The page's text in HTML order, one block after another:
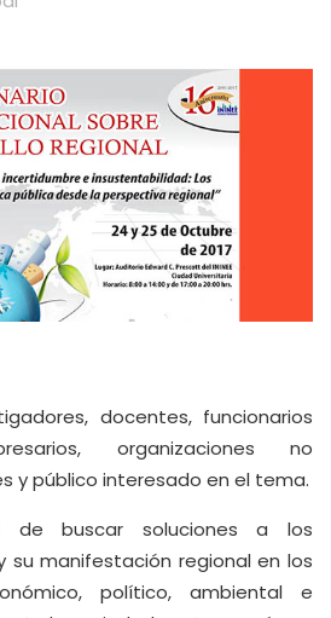
docentes, funcionarios
organizaciones no
y público interesado en el tema.
de buscar soluciones a los
su manifestación regional en los
político, ambiental e